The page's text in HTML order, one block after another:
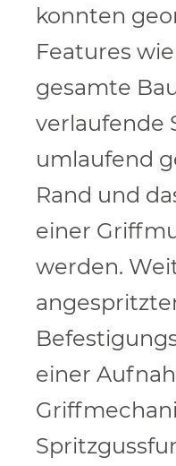
konnten
Features
gesamte
verlaufende
umlaufend
Rand und
einer
werden.
einer